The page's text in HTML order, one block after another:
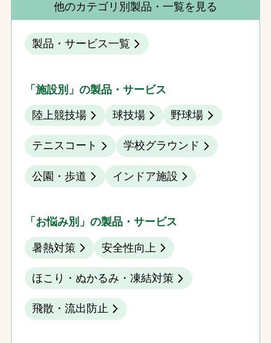
他のカテゴリ別製品・一覧を見る
製品・サービス一覧
「施設別」の製品・サービス
陸上競技場 球技場 野球場
テニスコート 学校グラウンド
公園・歩道 インドア施設
「お悩み別」の製品・サービス
暑熱対策 安全性向上
ほこり・ぬかるみ・凍結対策
飛散・流出防止